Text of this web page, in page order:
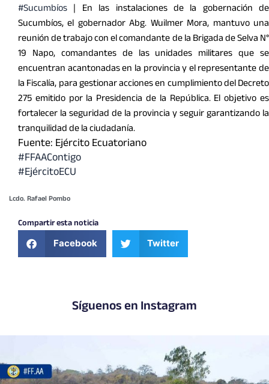
#Sucumbíos | En las instalaciones de la gobernación de
Sucumbíos, el gobernador Abg. Wuilmer Mora, mantuvo una
reunión de trabajo con el comandante de la Brigada de Selva N°
19 Napo, comandantes de las unidades militares que se
encuentran acantonadas en la provincia y el representante de
la Fiscalía, para gestionar acciones en cumplimiento del Decreto
275 emitido por la Presidencia de la República. El objetivo es
fortalecer la seguridad de la provincia y seguir garantizando la
tranquilidad de la ciudadanía.
Fuente: Ejército Ecuatoriano
#FFAAContigo
#EjércitoECU
Lcdo. Rafael Pombo
Compartir esta noticia
Facebook Twitter
Síguenos en Instagram